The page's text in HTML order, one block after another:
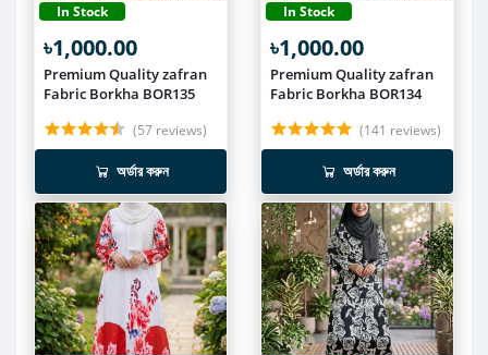
In Stock
৳1,000.00
Premium Quality zafran
Fabric Borkha BOR135
(57 reviews)
অর্ডার করুন
In Stock
৳1,000.00
Premium Quality zafran
Fabric Borkha BOR134
(141 reviews)
অর্ডার করুন